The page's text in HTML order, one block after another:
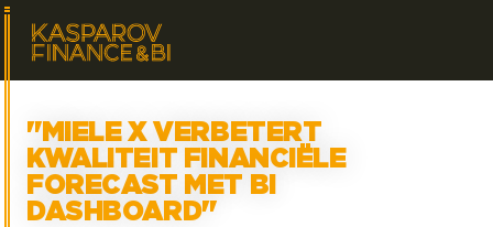
"MIELE X VERBETERT
KWALITEIT FINANCIËLE
FORECAST MET BI
DASHBOARD"